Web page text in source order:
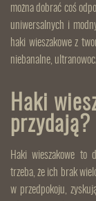
można dobrać coś
uniwersalnych i
haki wieszakowe z
niebanalne,
Haki
przydają?
Haki wieszakowe to
trzeba, że ich brak
w przedpokoju,